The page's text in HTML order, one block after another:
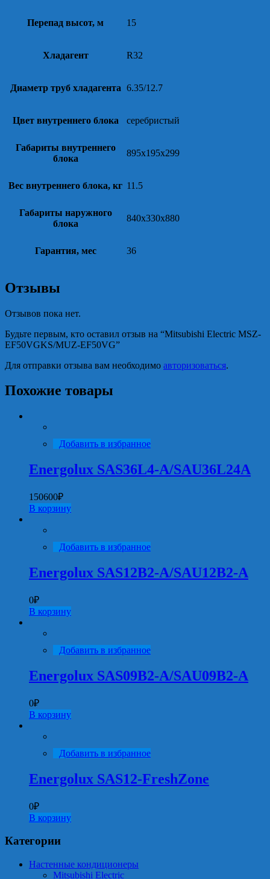
Перепад высот, м 15
Хладагент R32
Диаметр труб хладагента 6.35/12.7
Цвет внутреннего блока серебристый
Габариты внутреннего
блока
895x195x299
Вес внутреннего блока, кг 11.5
Габариты наружного
блока
840x330x880
Гарантия, мес 36
Отзывы
Отзывов пока нет.
Будьте первым, кто оставил отзыв на “Mitsubishi Electric MSZ-
EF50VGKS/MUZ-EF50VG”
Для отправки отзыва вам необходимо авторизоваться.
Похожие товары
Добавить в избранное
Energolux SAS36L4-A/SAU36L24A
150600₽
В корзину
Добавить в избранное
Energolux SAS12B2-A/SAU12B2-A
0₽
В корзину
Добавить в избранное
Energolux SAS09B2-A/SAU09B2-A
0₽
В корзину
Добавить в избранное
Energolux SAS12-FreshZone
0₽
В корзину
Категории
Настенные кондиционеры
Mitsubishi Electric